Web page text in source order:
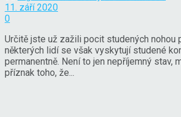
11. září 2020
0
Určitě jste už zažili pocit studených nohou
některých lidí se však vyskytují studené
permanentně. Není to jen nepříjemný stav,
příznak toho, že...